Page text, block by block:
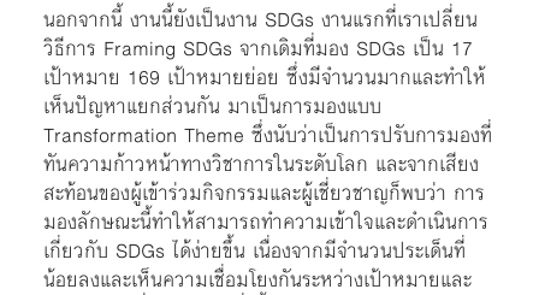
นอกจากนี้ งานนี้ยังเป็นงาน SDGs งานแรกที่เราเปลี่ยน
วิธีการ Framing SDGs จากเดิมที่มอง SDGs เป็น 17
เป้าหมาย 169 เป้าหมายย่อย ซึ่งมีจำนวนมากและทำให้
เห็นปัญหาแยกส่วนกัน มาเป็นการมองแบบ
Transformation Theme ซึ่งนับว่าเป็นการปรับการมองที่
ทันความก้าวหน้าทางวิชาการในระดับโลก และจากเสียง
สะท้อนของผู้เข้าร่วมกิจกรรมและผู้เชี่ยวชาญก็พบว่า การ
มองลักษณะนี้ทำให้สามารถทำความเข้าใจและดำเนินการ
เกี่ยวกับ SDGs ได้ง่ายขึ้น เนื่องจากมีจำนวนประเด็นที่
น้อยลงและเห็นความเชื่อมโยงกันระหว่างเป้าหมายและ